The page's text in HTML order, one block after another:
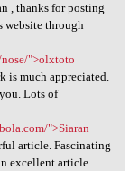
, thanks for posting
website through
">olxtoto
is much appreciated.
Lots of
">Siaran
article. Fascinating
excellent article.